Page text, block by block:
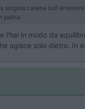
singola catena sull
patria.
l'hai in modo da
agisce solo dietro. In